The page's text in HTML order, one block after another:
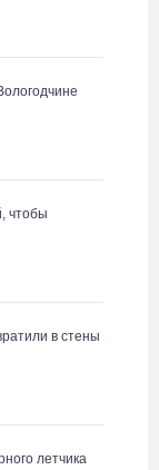
чтобы
в стены
летчика